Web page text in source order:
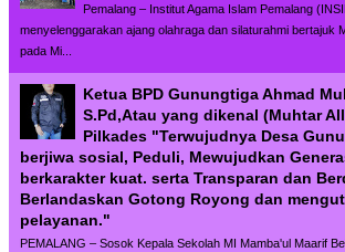
Pemalang – Institut Agama Islam Pemalang
menyelenggarakan ajang olahraga dan silaturahmi bertajuk
pada Mi...
Ketua BPD Gunungtiga Ahmad
S.Pd,Atau yang dikenal (Muhtar
Pilkades "Terwujudnya Desa
berjiwa sosial, Peduli, Mewujudkan
berkarakter kuat. serta Transparan dan
Berlandaskan Gotong Royong dan
pelayanan."
PEMALANG – Sosok Kepala Sekolah MI Mamba'ul Maarif